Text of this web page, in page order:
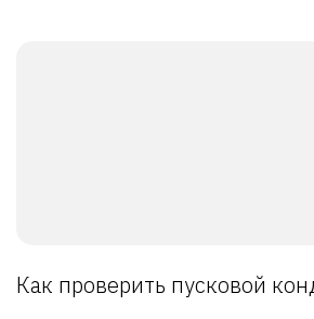
Как проверить пусковой